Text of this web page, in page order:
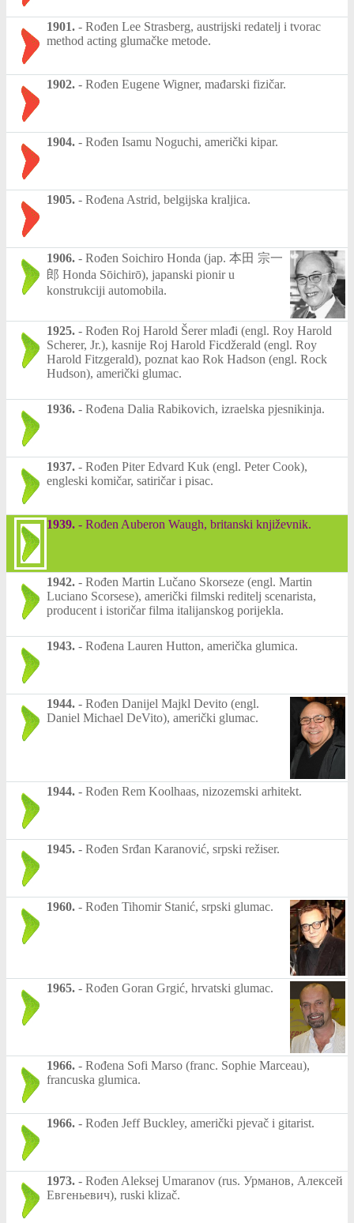
1901. - Rođen Lee Strasberg, austrijski redatelj i tvorac
method acting glumačke metode.
1902. - Rođen Eugene Wigner, mađarski fizičar.
1904. - Rođen Isamu Noguchi, američki kipar.
1905. - Rođena Astrid, belgijska kraljica.
1906. - Rođen Soichiro Honda (jap. 本田 宗一
郎 Honda Sōichirō), japanski pionir u
konstrukciji automobila.
1925. - Rođen Roj Harold Šerer mlađi (engl. Roy Harold
Scherer, Jr.), kasnije Roj Harold Ficdžerald (engl. Roy
Harold Fitzgerald), poznat kao Rok Hadson (engl. Rock
Hudson), američki glumac.
1936. - Rođena Dalia Rabikovich, izraelska pjesnikinja.
1937. - Rođen Piter Edvard Kuk (engl. Peter Cook),
engleski komičar, satiričar i pisac.
1939. - Rođen Auberon Waugh, britanski književnik.
1942. - Rođen Martin Lučano Skorseze (engl. Martin
Luciano Scorsese), američki filmski reditelj scenarista,
producent i istoričar filma italijanskog porijekla.
1943. - Rođena Lauren Hutton, američka glumica.
1944. - Rođen Danijel Majkl Devito (engl.
Daniel Michael DeVito), američki glumac.
1944. - Rođen Rem Koolhaas, nizozemski arhitekt.
1945. - Rođen Srđan Karanović, srpski režiser.
1960. - Rođen Tihomir Stanić, srpski glumac.
1965. - Rođen Goran Grgić, hrvatski glumac.
1966. - Rođena Sofi Marso (franc. Sophie Marceau),
francuska glumica.
1966. - Rođen Jeff Buckley, američki pjevač i gitarist.
1973. - Rođen Aleksej Umaranov (rus. Урманов, Алексей
Евгеньевич), ruski klizač.